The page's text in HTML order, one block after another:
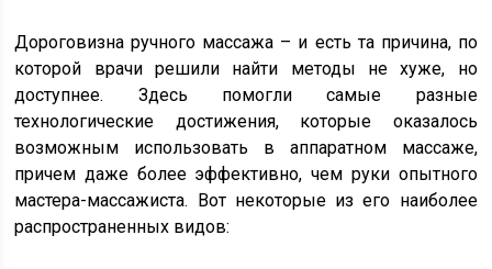
Дороговизна ручного массажа – и есть та причина, по
которой врачи решили найти методы не хуже, но
доступнее. Здесь помогли самые разные
технологические достижения, которые оказалось
возможным использовать в аппаратном массаже,
причем даже более эффективно, чем руки опытного
мастера-массажиста. Вот некоторые из его наиболее
распространенных видов: